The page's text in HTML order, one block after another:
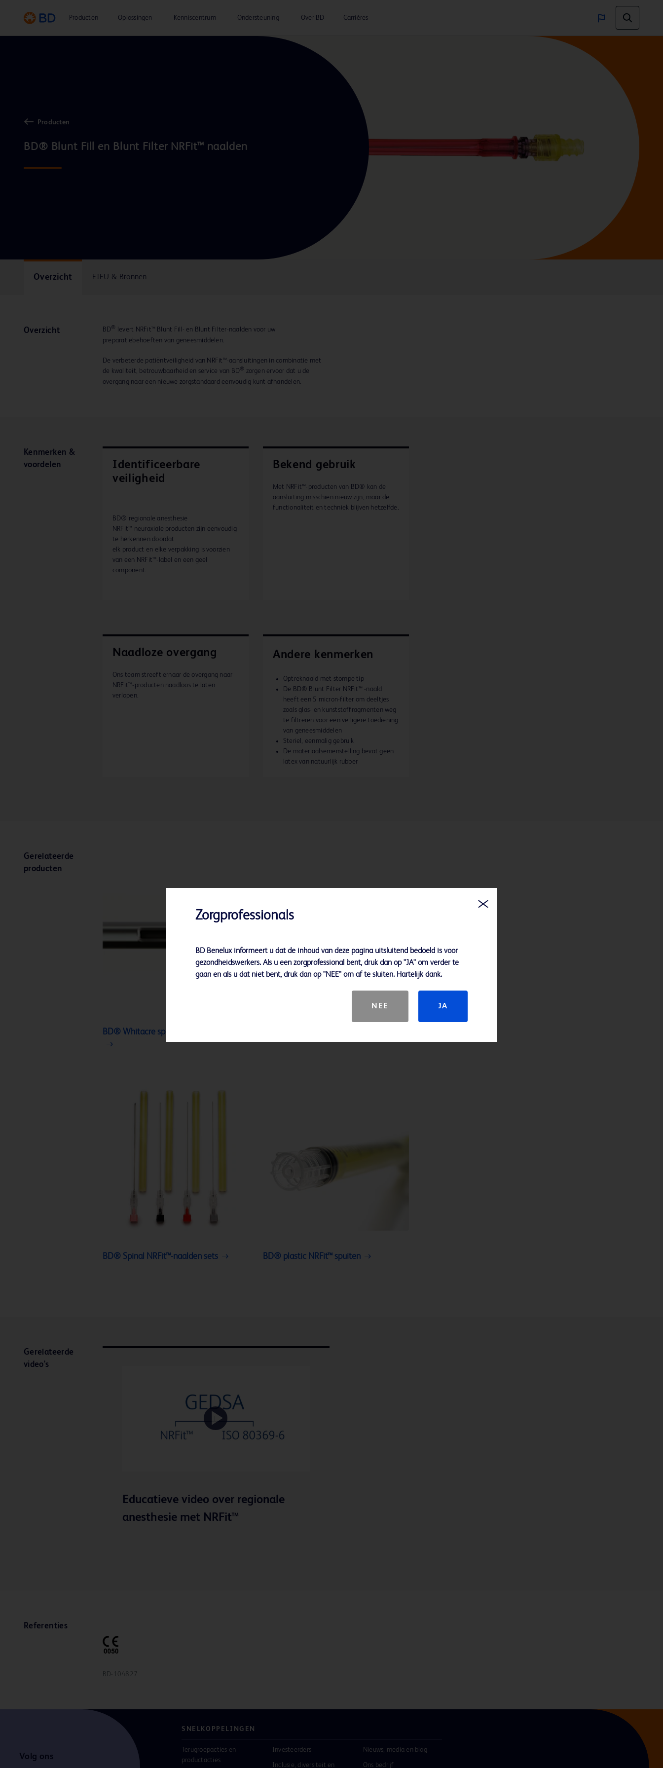
Producten Oplossingen Kenniscentrum Ondersteuning Over BD Carrières
Producten
Overzicht EIFU & Bronnen
Overzicht BD ®
levert NRFit™ Blunt Fill- en Blunt Filter-naalden voor uw
preparatiebehoeften van geneesmiddelen.
De verbeterde patiëntveiligheid van NRFit™-aansluitingen in combinatie met
de kwaliteit, betrouwbaarheid en service van BD ®
zorgen ervoor dat u de
overgang naar een nieuwe zorgstandaard eenvoudig kunt afhandelen.
Kenmerken &
voordelen
Identificeerbare
veiligheid
BD® regionale anesthesie
NRFit™ neuraxiale producten zijn eenvoudig
te herkennen doordat
elk product en elke verpakking is voorzien
van een NRFit™-label en een geel
component.
Bekend gebruik
Met NRFit™-producten van BD® kan de
aansluiting misschien nieuw zijn, maar de
functionaliteit en techniek blijven hetzelfde.
Naadloze overgang
Ons team streeft ernaar de overgang naar
NRFit™-producten naadloos te laten
verlopen.
Andere kenmerken
Optreknaald met stompe tip
De BD® Blunt Filter NRFit™ -naald
heeft een 5 micron-filter om deeltjes
zoals glas- en kunststoffragmenten weg
te filtreren voor een veiligere toediening
van geneesmiddelen
Steriel, eenmalig gebruik
De materiaalsemenstelling bevat geen
latex van natuurlijk rubber
Gerelateerde
producten
BD® Whitacre spinale NRFit™-naalden
BD® Spinal NRFit™-naalden sets BD® plastic NRFit™ spuiten
Gerelateerde
video's
Play
Video
Educatieve video over regionale
anesthesie met NRFit™
Referenties
BD-104827
Volg ons
SNELKOPPELINGEN
Terugroepacties en
productacties
Investeerders
Inclusie, diversiteit en
Nieuws, media en blog
Ons bedrijf
Zorgprofessionals
BD Benelux informeert u dat de inhoud van deze pagina uitsluitend bedoeld is voor
gezondheidswerkers. Als u een zorgprofessional bent, druk dan op "JA" om verder te
gaan en als u dat niet bent, druk dan op "NEE" om af te sluiten. Hartelijk dank.
NEE JA